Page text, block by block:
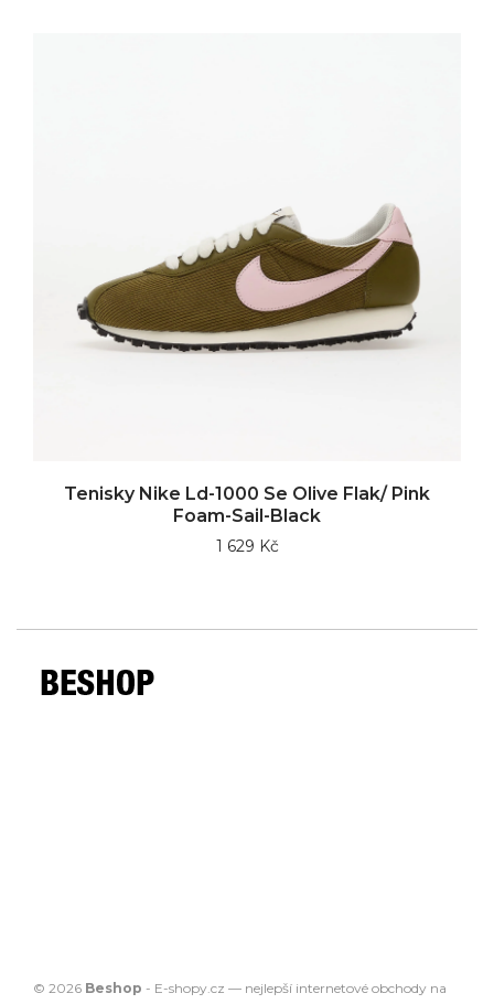
Tenisky Nike Ld-1000 Se Olive Flak/ Pink
Foam-Sail-Black
1 629 Kč
© 2026 Beshop - E-shopy.cz — nejlepší internetové obchody na